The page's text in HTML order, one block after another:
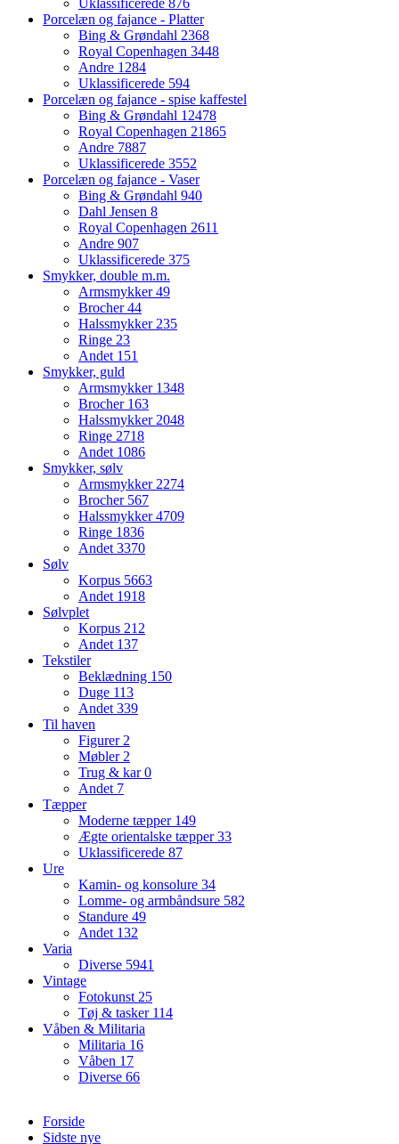
Uklassificerede 876
Porcelæn og fajance - Platter
Bing & Grøndahl 2368
Royal Copenhagen 3448
Andre 1284
Uklassificerede 594
Porcelæn og fajance - spise kaffestel
Bing & Grøndahl 12478
Royal Copenhagen 21865
Andre 7887
Uklassificerede 3552
Porcelæn og fajance - Vaser
Bing & Grøndahl 940
Dahl Jensen 8
Royal Copenhagen 2611
Andre 907
Uklassificerede 375
Smykker, double m.m.
Armsmykker49
Brocher44
Halssmykker 235
Ringe 23
Andet 151
Smykker, guld
Armsmykker 1348
Brocher 163
Halssmykker 2048
Ringe 2718
Andet 1086
Smykker, sølv
Armsmykker 2274
Brocher 567
Halssmykker4709
Ringe 1836
Andet 3370
Sølv
Korpus 5663
Andet 1918
Sølvplet
Korpus 212
Andet 137
Tekstiler
Beklædning 150
Duge 113
Andet 339
Til haven
Figurer 2
Møbler 2
Trug & kar0
Andet 7
Tæpper
Moderne tæpper 149
Ægte orientalske tæpper33
Uklassificerede 87
Ure
Kamin- og konsolure 34
Lomme- og armbåndsure 582
Standure 49
Andet 132
Varia
Diverse 5941
Vintage
Fotokunst 25
Tøj & tasker 114
Våben & Militaria
Militaria 16
Våben 17
Diverse 66
Forside
Sidste nye